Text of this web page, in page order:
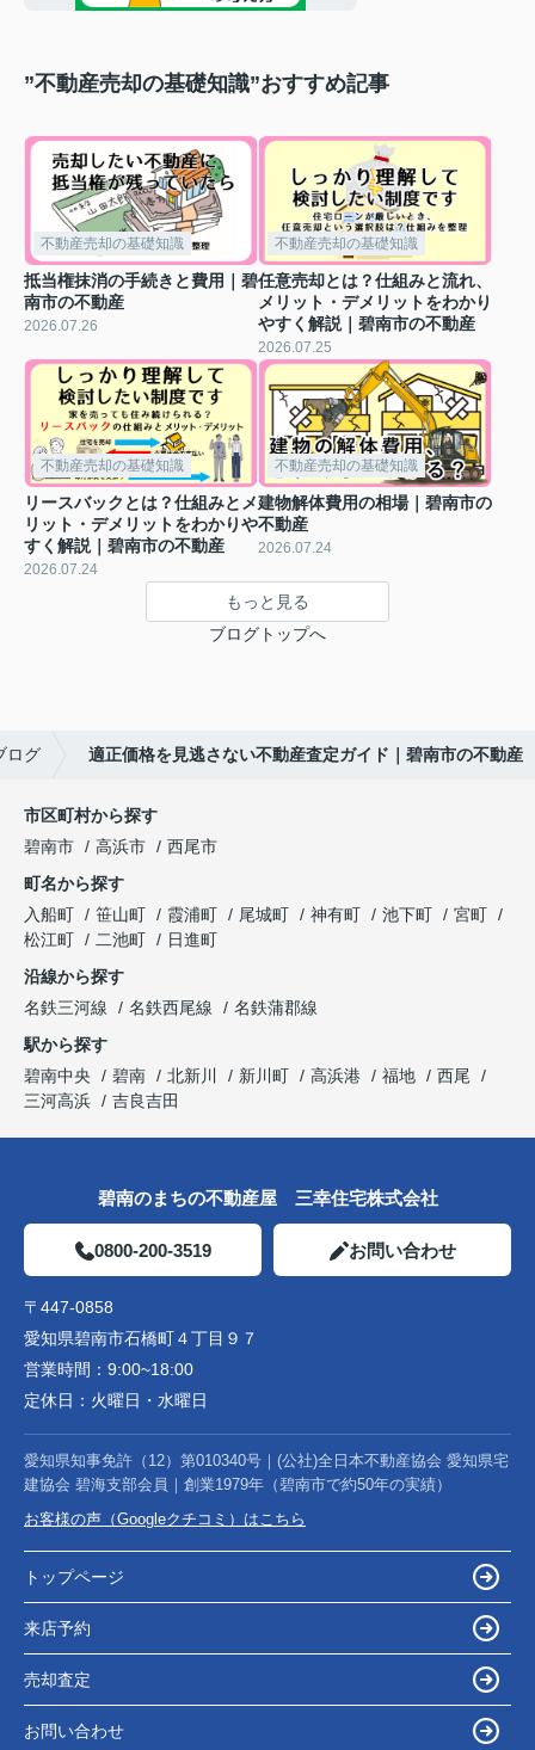
”不動産売却の基礎知識”おすすめ記事
不動産売却の基礎知識
抵当権抹消の手続きと費用｜碧
南市の不動産
2026.07.26
不動産売却の基礎知識
任意売却とは？仕組みと流れ、
メリット・デメリットをわかり
やすく解説｜碧南市の不動産
2026.07.25
不動産売却の基礎知識
リースバックとは？仕組みとメ
リット・デメリットをわかりや
すく解説｜碧南市の不動産
2026.07.24
不動産売却の基礎知識
建物解体費用の相場｜碧南市の
不動産
2026.07.24
もっと見る
ブログトップへ
ログ 適正価格を見逃さない不動産査定ガイド｜碧南市の不動産
市区町村から探す
碧南市
高浜市
西尾市
町名から探す
入船町
笹山町 霞浦町 尾城町 神有町 池下町
宮町
松江町
二池町
日進町
沿線から探す
名鉄三河線
名鉄西尾線
名鉄蒲郡線
駅から探す
碧南中央
碧南 北新川 新川町 高浜港 福地
西尾
三河高浜
吉良吉田
碧南のまちの不動産屋 三幸住宅株式会社
0800-200-3519 お問い合わせ
〒447-0858
愛知県碧南市石橋町４丁目９７
営業時間： 9:00~18:00
定休日： 火曜日・水曜日
愛知県知事免許（12）第010340号｜(公社)全日本不動産協会 愛知県宅
建協会 碧海支部会員｜創業1979年（碧南市で約50年の実績）
お客様の声（Googleクチコミ）はこちら
トップページ
来店予約
売却査定
お問い合わせ